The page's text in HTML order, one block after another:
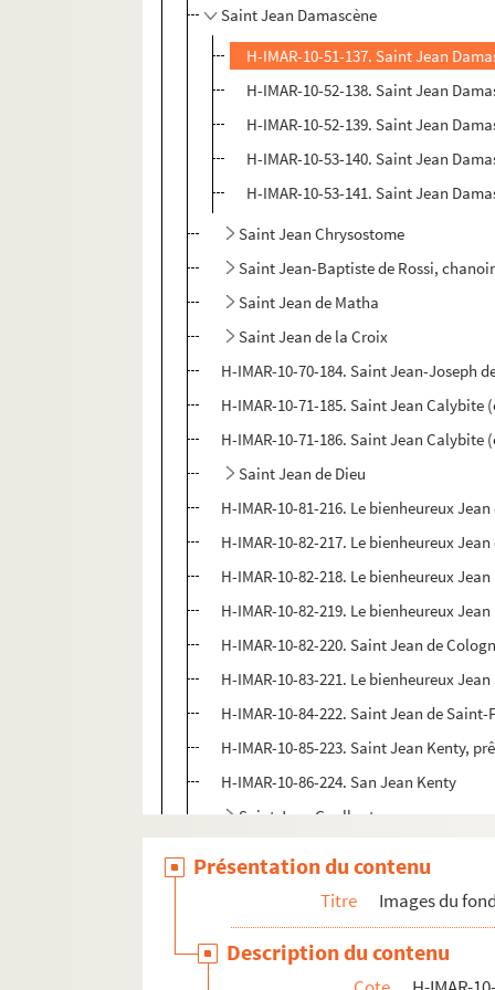
Saint Jean Damascène
H-IMAR-10-51-137. Saint Jean
H-IMAR-10-52-138. Saint Jean
H-IMAR-10-52-139. Saint Jean
H-IMAR-10-53-140. Saint Jean
H-IMAR-10-53-141. Saint Jean
Saint Jean Chrysostome
Saint Jean-Baptiste de Rossi,
Saint Jean de Matha
Saint Jean de la Croix
H-IMAR-10-70-184. Saint Jean-Joseph
H-IMAR-10-71-185. Saint Jean Calybite
H-IMAR-10-71-186. Saint Jean Calybite
Saint Jean de Dieu
H-IMAR-10-81-216. Le bienheureux
H-IMAR-10-82-217. Le bienheureux
H-IMAR-10-82-218. Le bienheureux
H-IMAR-10-82-219. Le bienheureux
H-IMAR-10-82-220. Saint Jean de
H-IMAR-10-83-221. Le bienheureux
H-IMAR-10-84-222. Saint Jean de Saint-
H-IMAR-10-85-223. Saint Jean Kenty,
H-IMAR-10-86-224. San Jean Kenty
Saint Jean Gualbert
H-IMAR-10-94-238. "Le bienheureux
Présentation du contenu
Titre Images du
Description du contenu